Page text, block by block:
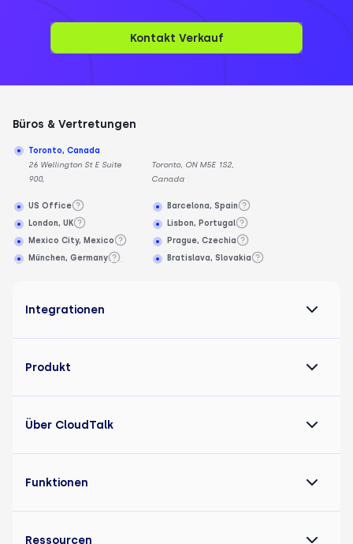
Kontakt Verkauf
Büros & Vertretungen
Toronto, Canada
26 Wellington St E Suite
900,
Toronto, ON M5E 1S2,
Canada
US Office
London, UK
Mexico City, Mexico
München, Germany
Barcelona, Spain
Lisbon, Portugal
Prague, Czechia
Bratislava, Slovakia
Integrationen
Produkt
Über CloudTalk
Funktionen
Ressourcen